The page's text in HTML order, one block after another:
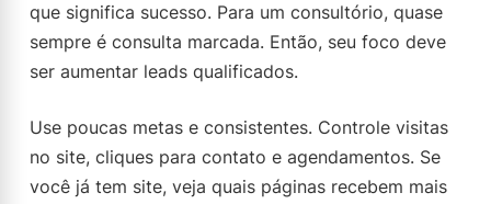
que significa sucesso. Para um consultório, quase
sempre é consulta marcada. Então, seu foco deve
ser aumentar leads qualificados.
Use poucas metas e consistentes. Controle visitas
no site, cliques para contato e agendamentos. Se
você já tem site, veja quais páginas recebem mais